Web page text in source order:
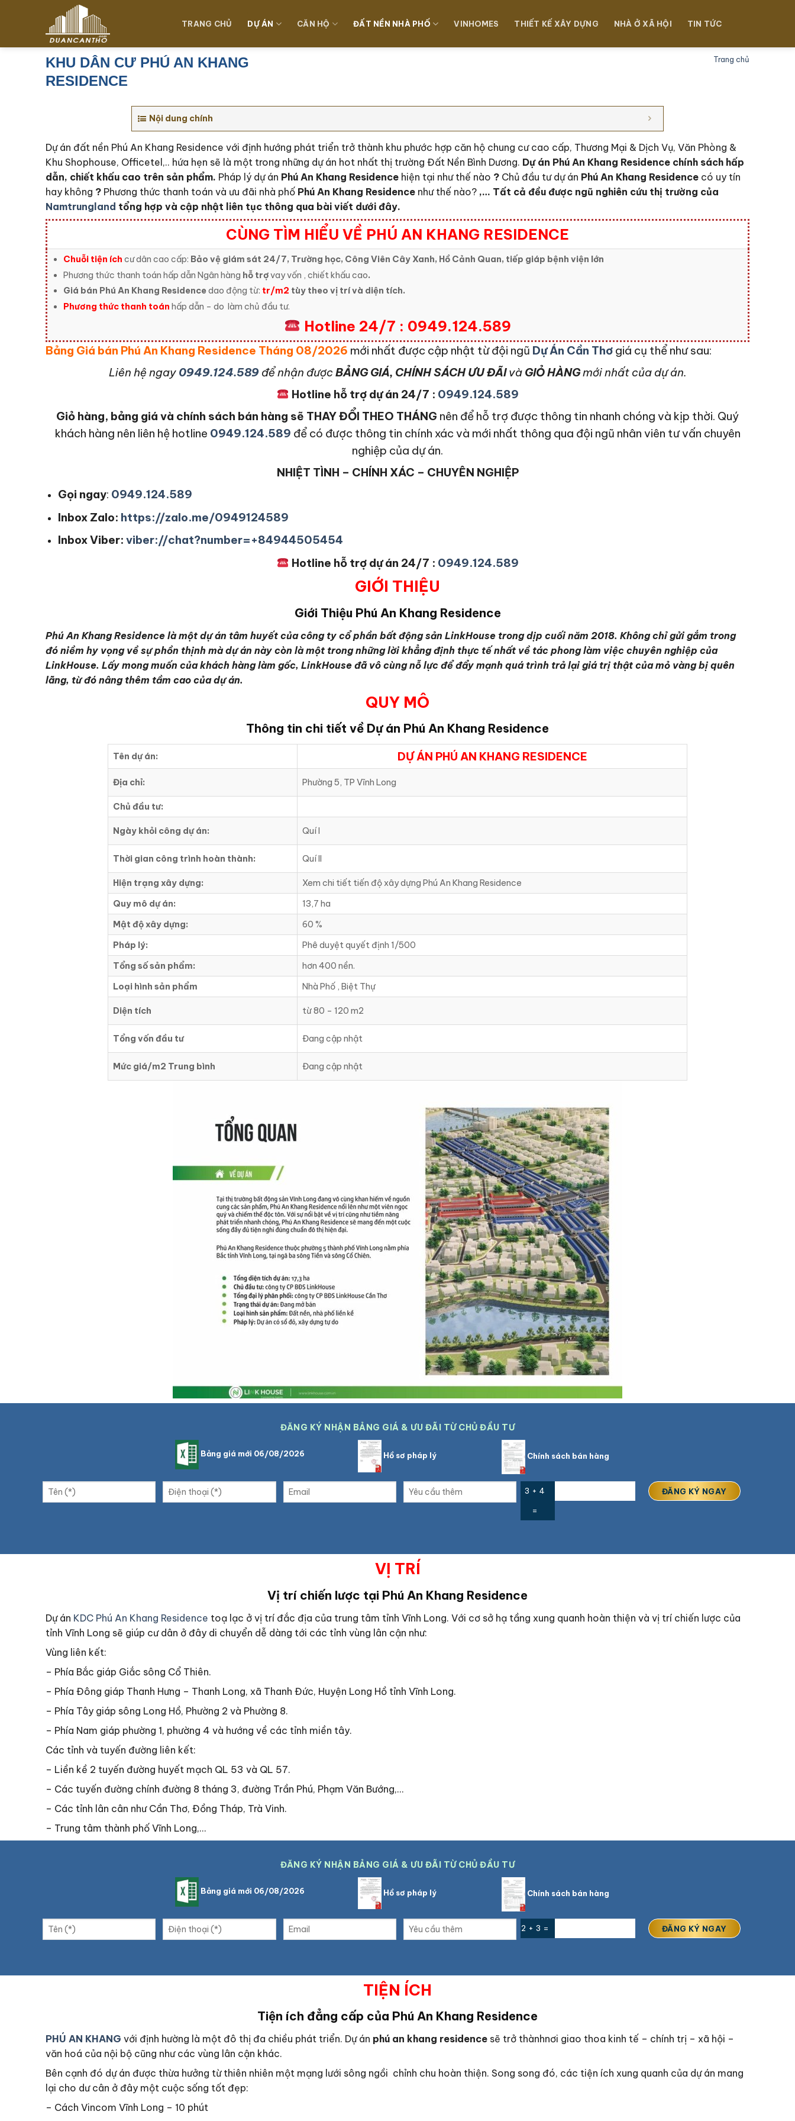
dung
TRANG CHỦ DỰ ÁN CĂN HỘ ĐẤT NỀN NHÀ PHỐ VINHOMES THIẾT KẾ XÂY DỰNG NHÀ Ở XÃ HỘI TIN TỨC
KHU DÂN CƯ PHÚ AN KHANG
RESIDENCE
Trang chủ
Nội dung chính
Dự án đất nền Phú An Khang Residence với định hướng phát triển trở thành khu phước hợp căn hộ chung cư cao cấp, Thương Mại & Dịch Vụ, Văn Phòng &
Khu Shophouse, Officetel,.. hứa hẹn sẽ là một trong những dự án hot nhất thị trường Đất Nền Bình Dương. Dự án Phú An Khang Residence chính sách hấp
dẫn, chiết khấu cao trên sản phẩm. Pháp lý dự án Phú An Khang Residence hiện tại như thế nào ? Chủ đầu tư dự án Phú An Khang Residence có uy tín
hay không ? Phương thức thanh toán và ưu đãi nhà phố Phú An Khang Residence như thế nào? ,… Tất cả đều được ngũ nghiên cứu thị trường của
Namtrungland tổng hợp và cập nhật liên tục thông qua bài viết dưới đây.
CÙNG TÌM HIỂU VỀ PHÚ AN KHANG RESIDENCE
Chuỗi tiện ích cư dân cao cấp: Bảo vệ giám sát 24/7, Trường học, Công Viên Cây Xanh, Hồ Cảnh Quan, tiếp giáp bệnh viện lớn
Phương thức thanh toán hấp dẫn Ngân hàng hỗ trợvay vốn , chiết khấu cao.
Giá bán Phú An Khang Residencedao động từ: tr/m2 tùy theo vị trí và diện tích.
Phương thức thanh toán hấp dẫn – do làm chủ đầu tư.
Hotline 24/7 : 0949.124.589
Bảng Giá bán Phú An Khang Residence Tháng 08/2026 mới nhất được cập nhật từ đội ngũ Dự Án Cần Thơ giá cụ thể như sau:
Liên hệ ngay 0949.124.589để nhận được BẢNG GIÁ, CHÍNH SÁCH ƯU ĐÃIvàGIỎ HÀNGmới nhất của dự án.
Hotline hỗ trợ dự án 24/7 : 0949.124.589
Giỏ hàng, bảng giá và chính sách bán hàng sẽ THAY ĐỔI THEO THÁNG nên để hỗ trợ được thông tin nhanh chóng và kịp thời. Quý
khách hàng nên liên hệ hotline 0949.124.589 để có được thông tin chính xác và mới nhất thông qua đội ngũ nhân viên tư vấn chuyên
nghiệp của dự án.
NHIỆT TÌNH – CHÍNH XÁC – CHUYÊN NGHIỆP
Gọi ngay: 0949.124.589
Inbox Zalo: https://zalo.me/0949124589
Inbox Viber: viber://chat?number=+84944505454
Hotline hỗ trợ dự án 24/7 : 0949.124.589
GIỚI THIỆU
Giới Thiệu Phú An Khang Residence
Phú An Khang Residence là một dự án tâm huyết của công ty cổ phần bất động sản LinkHouse trong dịp cuối năm 2018. Không chỉ gửi gắm trong
đó niềm hy vọng về sự phồn thịnh mà dự án này còn là một trong những lời khẳng định thực tế nhất về tác phong làm việc chuyên nghiệp của
LinkHouse. Lấy mong muốn của khách hàng làm gốc, LinkHouse đã vô cùng nỗ lực để đẩy mạnh quá trình trả lại giá trị thật của mỏ vàng bị quên
lãng, từ đó nâng thêm tầm cao của dự án.
QUY MÔ
Thông tin chi tiết về Dự án Phú An Khang Residence
Tên dự án: DỰ ÁN PHÚ AN KHANG RESIDENCE
Địa chỉ: Phường 5, TP Vĩnh Long
Chủ đầu tư:
Ngày khỏi công dự án: Quí I
Thời gian công trình hoàn thành: Quí II
Hiện trạng xây dựng:
Xem chi tiết tiến độ xây dựng Phú An Khang Residence
Quy mô dự án:
13,7 ha
Mật độ xây dựng:
60 %
Pháp lý:
Phê duyệt quyết định 1/500
Tổng số sản phẩm:
hơn 400 nền.
Loại hình sản phẩm
Nhà Phố , Biệt Thự
Diện tích từ 80 – 120 m2
Tổng vốn đầu tư Đang cập nhật
Mức giá/m2 Trung bình Đang cập nhật
ĐĂNG KÝ NHẬN BẢNG GIÁ & ƯU ĐÃI TỪ CHỦ ĐẦU TƯ
Bảng giá mới 06/08/2026 Hồ sơ pháp lý Chính sách bán hàng
3 + 4
=
VỊ TRÍ
Vị trí chiến lược tại Phú An Khang Residence
Dự án KDC Phú An Khang Residence toạ lạc ở vị trí đắc địa của trung tâm tỉnh Vĩnh Long. Với cơ sở hạ tầng xung quanh hoàn thiện và vị trí chiến lược của
tỉnh Vĩnh Long sẽ giúp cư dân ở đây di chuyển dễ dàng tới các tỉnh vùng lân cận như:
Vùng liên kết:
– Phía Bắc giáp Giắc sông Cổ Thiên.
– Phía Đông giáp Thanh Hưng – Thanh Long, xã Thanh Đức, Huyện Long Hồ tỉnh Vĩnh Long.
– Phía Tây giáp sông Long Hồ, Phường 2 và Phường 8.
– Phía Nam giáp phường 1, phường 4 và hướng về các tỉnh miền tây.
Các tỉnh và tuyến đường liên kết:
– Liền kề 2 tuyến đường huyết mạch QL 53 và QL 57.
– Các tuyến đường chính đường 8 tháng 3, đường Trần Phú, Phạm Văn Bướng,…
– Các tỉnh lân cân như Cần Thơ, Đồng Tháp, Trà Vinh.
– Trung tâm thành phố Vĩnh Long,…
ĐĂNG KÝ NHẬN BẢNG GIÁ & ƯU ĐÃI TỪ CHỦ ĐẦU TƯ
Bảng giá mới 06/08/2026 Hồ sơ pháp lý Chính sách bán hàng
2 + 3 =
TIỆN ÍCH
Tiện ích đẳng cấp của Phú An Khang Residence
PHÚ AN KHANG với định hường là một đô thị đa chiều phát triển. Dự án phú an khang residence sẽ trở thànhnơi giao thoa kinh tế – chính trị – xã hội –
văn hoá của nội bộ cũng như các vùng lân cận khác.
Bên cạnh đó dự án được thừa hưởng từ thiên nhiên một mạng lưới sông ngồi chỉnh chu hoàn thiện. Song song đó, các tiện ích xung quanh của dự án mang
lại cho dư cân ở đây một cuộc sống tốt đẹp:
– Cách Vincom Vĩnh Long – 10 phút